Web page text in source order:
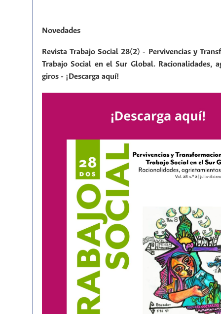
Novedades
Revista Trabajo Social 28(2) - Pervivencias y
Trabajo Social en el Sur Global. Racionalidades,
giros - ¡Descarga aquí!